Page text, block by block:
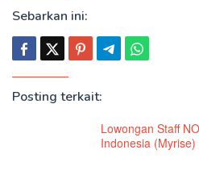
Sebarkan ini:
Posting terkait:
Lowongan Staff
Indonesia (Myrise)